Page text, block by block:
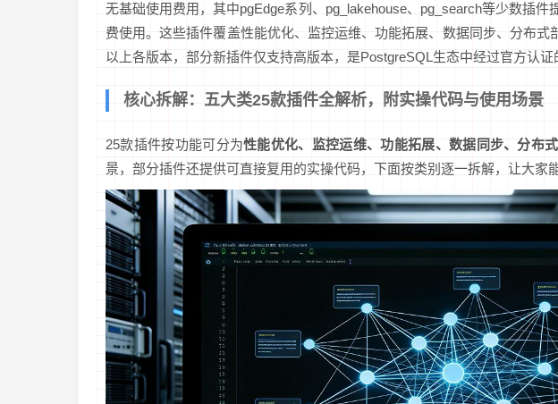
无基础使用费用，其中pgEdge系列、pg_lakehouse、pg_search等少数插
费使用。这些插件覆盖性能优化、监控运维、功能拓展、数据同步、分布式
以上各版本，部分新插件仅支持高版本，是PostgreSQL生态中经过官方认证
核心拆解：五大类25款插件全解析，附实操代码与使用场景
25款插件按功能可分为性能优化、监控运维、功能拓展、数据同步、分布
景，部分插件还提供可直接复用的实操代码，下面按类别逐一拆解，让大家